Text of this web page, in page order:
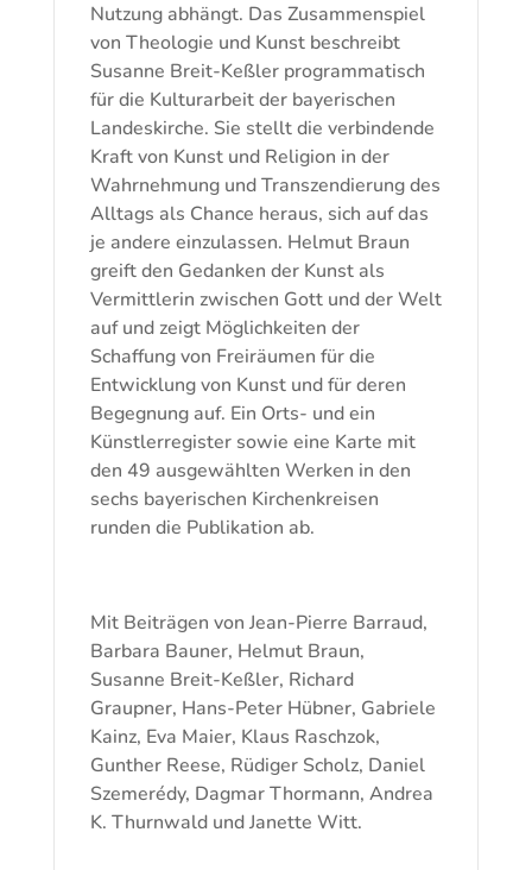
Nutzung abhängt. Das Zusammenspiel
von Theologie und Kunst beschreibt
Susanne Breit-Keßler programmatisch
für die Kulturarbeit der bayerischen
Landeskirche. Sie stellt die verbindende
Kraft von Kunst und Religion in der
Wahrnehmung und Transzendierung des
Alltags als Chance heraus, sich auf das
je andere einzulassen. Helmut Braun
greift den Gedanken der Kunst als
Vermittlerin zwischen Gott und der Welt
auf und zeigt Möglichkeiten der
Schaffung von Freiräumen für die
Entwicklung von Kunst und für deren
Begegnung auf. Ein Orts- und ein
Künstlerregister sowie eine Karte mit
den 49 ausgewählten Werken in den
sechs bayerischen Kirchenkreisen
runden die Publikation ab.
Mit Beiträgen von Jean-Pierre Barraud,
Barbara Bauner, Helmut Braun,
Susanne Breit-Keßler, Richard
Graupner, Hans-Peter Hübner, Gabriele
Kainz, Eva Maier, Klaus Raschzok,
Gunther Reese, Rüdiger Scholz, Daniel
Szemerédy, Dagmar Thormann, Andrea
K. Thurnwald und Janette Witt.